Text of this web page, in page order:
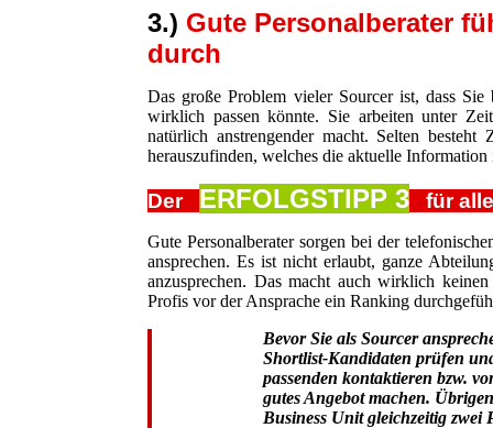
3.) Gute Personalberater
durch
Das große Problem vieler Sourcer ist, dass
wirklich passen könnte. Sie arbeiten unter
natürlich anstrengender macht. Selten
herauszufinden, welches die aktuelle Information
Der ERFOLGSTIPP 3 für
Gute Personalberater sorgen bei der
ansprechen. Es ist nicht erlaubt, ganze
anzusprechen. Das macht auch wirklich
Profis vor der Ansprache ein Ranking
Bevor Sie als Sourcer
Shortlist-Kandidaten prüfen
passenden kontaktieren bzw.
gutes Angebot machen.
Business Unit gleichzeitig zwei